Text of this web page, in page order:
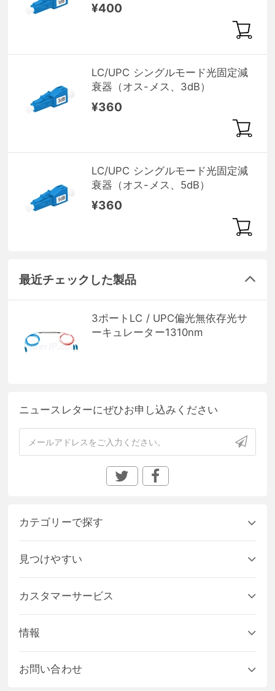
¥400
LC/UPC シングルモード光固定減
衰器（オス-メス、3dB）
¥360
LC/UPC シングルモード光固定減
衰器（オス-メス、5dB）
¥360
最近チェックした製品
3ポートLC / UPC偏光無依存光サ
ーキュレーター1310nm
ニュースレターにぜひお申し込みください
カテゴリーで探す
見つけやすい
カスタマーサービス
情報
お問い合わせ